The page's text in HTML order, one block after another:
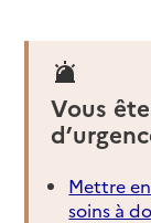
Vous
Mettre
soins à